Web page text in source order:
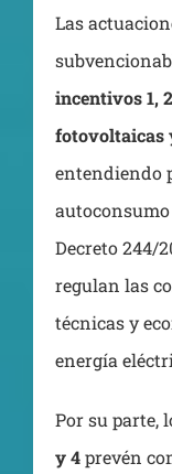
Las
incentivos 1,
fotovoltaicas
entendiendo
autoconsumo
Decreto 244/
regulan las
técnicas y
energía
Por su parte,
y 4prevén